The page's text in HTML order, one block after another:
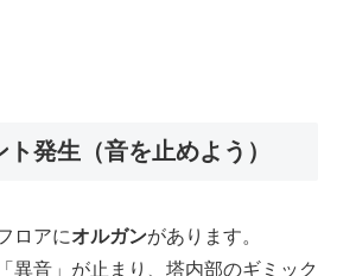
発生（音を止めよう）
ロアにオルガンがあります。
異音」が止まり、塔内部のギミック